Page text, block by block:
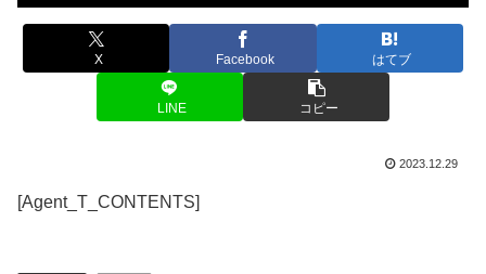
X Facebook はてブ
LINE コピー
2023.12.29
[Agent_T_CONTENTS]